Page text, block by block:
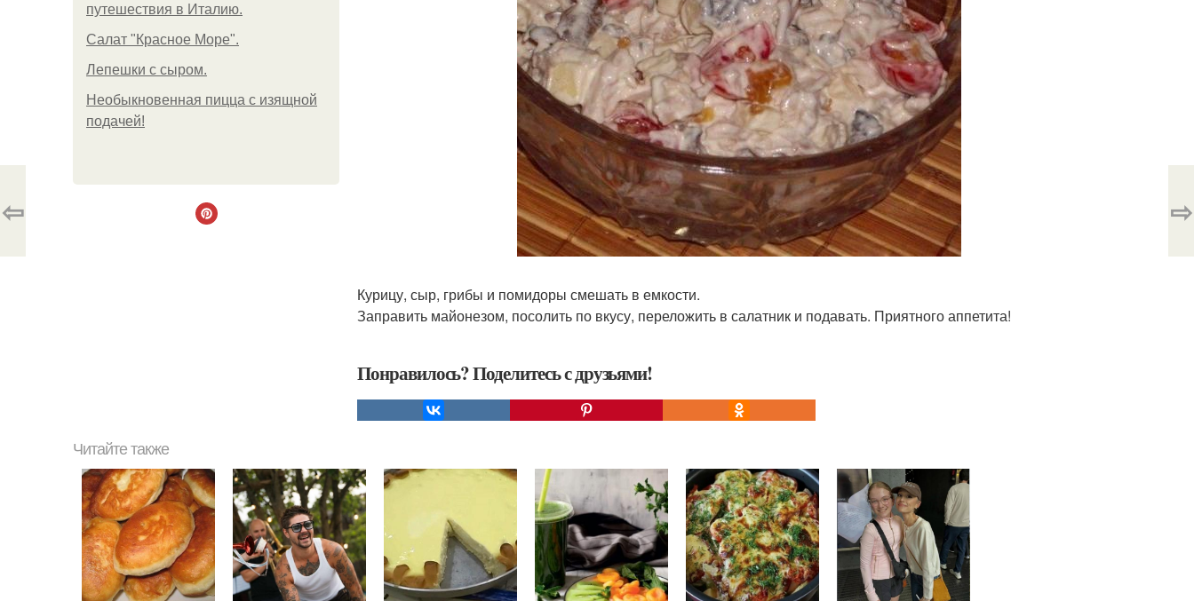
путешествия в Италию.
Салат "Красное Море".
Лепешки с сыром.
Необыкновенная пицца с изящной
подачей!
Курицу, сыр, грибы и помидоры смешать в емкости.
Заправить майонезом, посолить по вкусу, переложить в салатник и подавать. Приятного аппетита!
Понравилось? Поделитесь с друзьями!
⇦ ⇨
Читайте также